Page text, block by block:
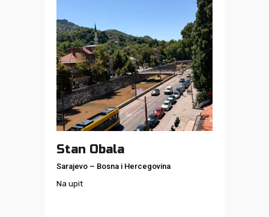
Stan Obala
Sarajevo – Bosna i Hercegovina
Na upit